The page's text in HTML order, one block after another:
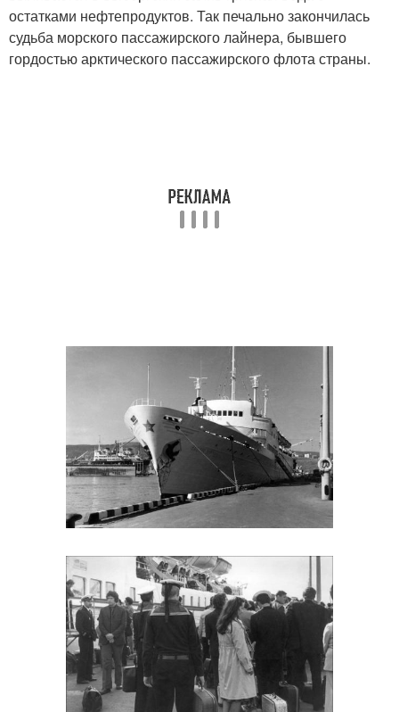
остатками нефтепродуктов. Так печально закончилась
судьба морского пассажирского лайнера, бывшего
гордостью арктического пассажирского флота страны.